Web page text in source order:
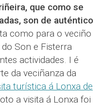
que como se
son de auténtico
como para o veciño
Son e Fisterra
actividades. I é
da veciñanza da
turística á Lonxa de
a visita á Lonxa foi